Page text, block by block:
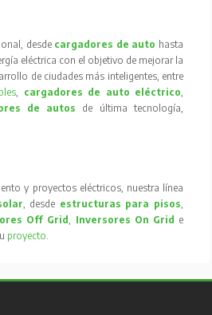
desde cargadores de auto hasta
eléctrica con el objetivo de mejorar la
de ciudades más inteligentes, entre
, cargadores de auto eléctrico,
de autos
de última tecnología,
y proyectos eléctricos, nuestra línea
, desde estructuras para pisos,
Off Grid, Inversores On Grid e
proyecto.